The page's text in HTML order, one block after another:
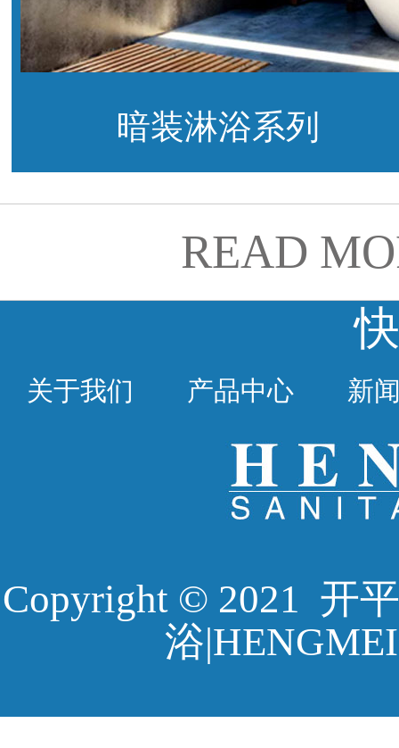
暗装淋浴系列
READ
关于我们 产品中心 新
Copyright © 2021 开
浴